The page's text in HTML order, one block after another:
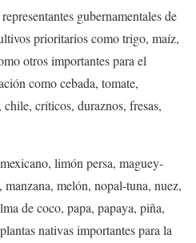
gubernamentales de
prioritarios como trigo, maíz,
otros importantes para el
como cebada, tomate,
críticos, duraznos, fresas,
limón persa, maguey-
melón, nopal-tuna, nuez,
de coco, papa, papaya, piña,
nativas importantes para la